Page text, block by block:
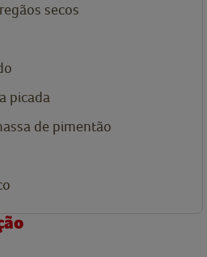
secos
picada
de pimentão